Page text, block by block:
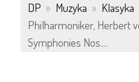
DP » Muzyka » Klasyka
Philharmoniker, Herbert
Symphonies Nos....